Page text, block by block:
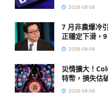
2026-08-08
7 月非農爆冷
正穩定下滑，
2026-08-08
災情擴大！
特幣，損失估
2026-08-08